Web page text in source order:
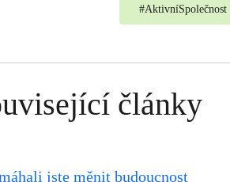
#AktivníSpolečnost
články